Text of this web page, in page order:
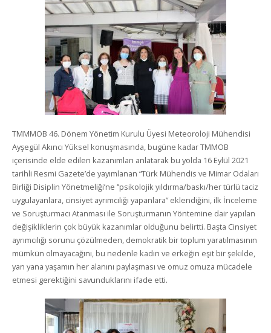
TMMMOB 46. Dönem Yönetim Kurulu Üyesi Meteoroloji Mühendisi
Ayşegül Akıncı Yüksel konuşmasında, bugüne kadar TMMOB
içerisinde elde edilen kazanımları anlatarak bu yolda 16 Eylül 2021
tarihli Resmi Gazete’de yayımlanan “Türk Mühendis ve Mimar Odaları
Birliği Disiplin Yönetmeliği’ne ‘’psikolojik yıldırma/baskı/her türlü taciz
uygulayanlara, cinsiyet ayrımcılığı yapanlara” eklendiğini, ilk İnceleme
ve Soruşturmacı Atanması ile Soruşturmanın Yöntemine dair yapılan
değişikliklerin çok büyük kazanımlar olduğunu belirtti. Başta Cinsiyet
ayrımcılığı sorunu çözülmeden, demokratik bir toplum yaratılmasının
mümkün olmayacağını, bu nedenle kadın ve erkeğin eşit bir şekilde,
yan yana yaşamın her alanını paylaşması ve omuz omuza mücadele
etmesi gerektiğini savunduklarını ifade etti.